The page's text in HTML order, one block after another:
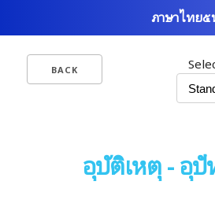
ภาษาไทย๕
BACK
อุบัติเหตุ - อุปั